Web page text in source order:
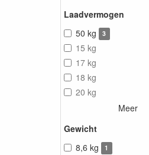
Laadvermogen
50 kg
3
15 kg
17 kg
18 kg
20 kg
Meer
Gewicht
8,6 kg
1